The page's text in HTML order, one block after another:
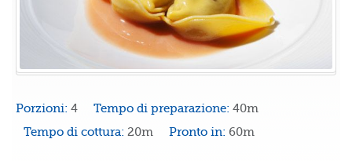
Porzioni: 4 Tempo di preparazione: 40m
Tempo di cottura: 20m Pronto in: 60m